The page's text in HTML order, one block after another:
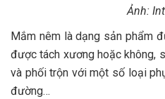
Ảnh:
Mắm nêm là dạng sản phẩm
được tách xương hoặc không,
và phối trộn với một số loại
đường…